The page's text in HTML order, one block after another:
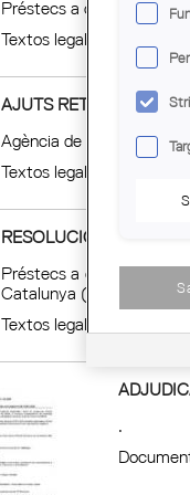
Préstecs a comunitats
Textos legals
AJUTS RETIRADA
Agència de Residus de
Textos legals
RESOLUCIÓ DSO/3373/
Préstecs a comunitats
Catalunya (2021)
Textos legals
.